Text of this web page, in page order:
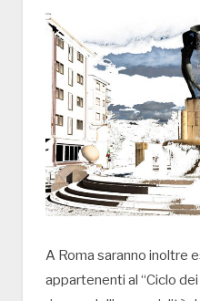
A Roma saranno inoltre
appartenenti al “Ciclo